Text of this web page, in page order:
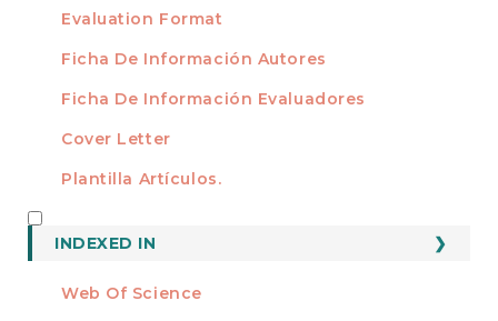
Evaluation Format
Ficha De Información Autores
Ficha De Información Evaluadores
Cover Letter
Plantilla Artículos.
INDEXED IN
Web Of Science